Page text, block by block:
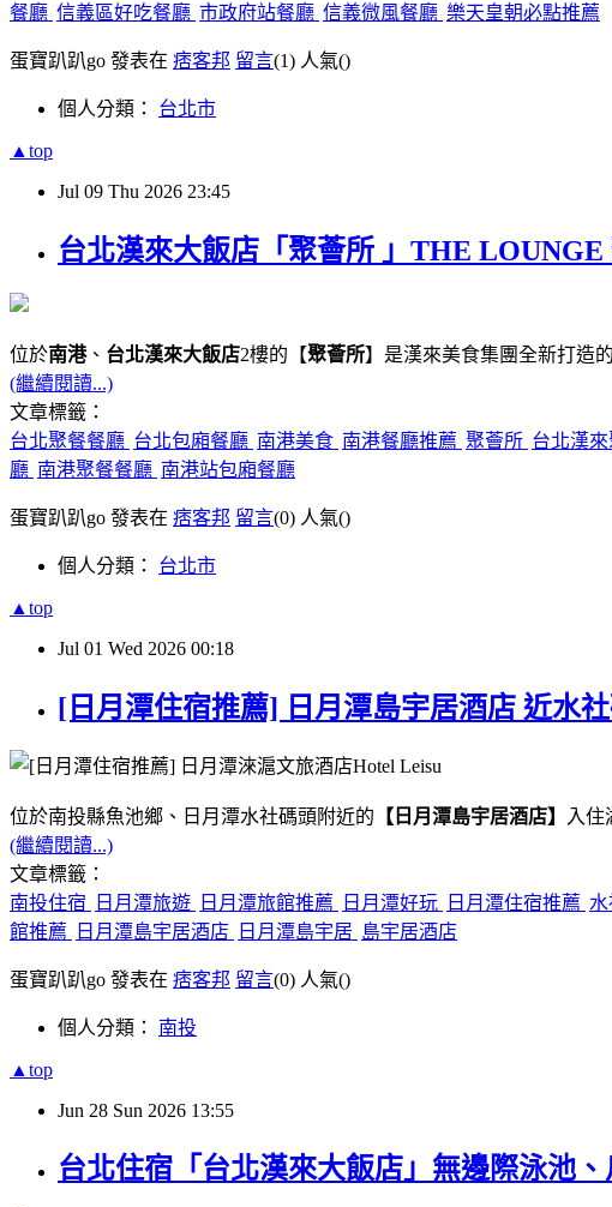
餐廳 信義區好吃餐廳 市政府站餐廳 信義微風餐廳 樂天皇朝必點推薦
蛋寶趴趴go 發表在 痞客邦 留言(1) 人氣()
個人分類： 台北市
▲top
Jul 09 Thu 2026 23:45
台北漢來大飯店「聚薈所 」THE
位於南港、 台北漢來大飯店2樓的【聚薈所】是漢來美食集團全新打造
(繼續閱讀...)
文章標籤：
台北聚餐餐廳 台北包廂餐廳 南港美食 南港餐廳推薦 聚薈所 台北漢
廳 南港聚餐餐廳 南港站包廂餐廳
蛋寶趴趴go 發表在 痞客邦 留言(0) 人氣()
個人分類： 台北市
▲top
Jul 01 Wed 2026 00:18
[日月潭住宿推薦] 日月潭島宇居酒店 近水
位於南投縣魚池鄉、日月潭水社碼頭附近的 【日月潭島宇居酒店】
入住
(繼續閱讀...)
文章標籤：
南投住宿
日月潭旅遊 日月潭旅館推薦 日月潭好玩 日月潭住宿推薦
館推薦
日月潭島宇居酒店 日月潭島宇居 島宇居酒店
蛋寶趴趴go 發表在 痞客邦 留言(0) 人氣()
個人分類： 南投
▲top
Jun 28 Sun 2026 13:55
台北住宿「台北漢來大飯店」無邊際泳池